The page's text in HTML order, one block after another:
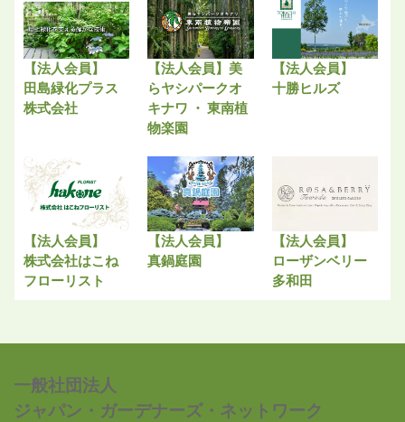
【法人会員】
田島緑化プラス
株式会社
【法人会員】美
らヤシパークオ
キナワ ・ 東南植
物楽園
【法人会員】
十勝ヒルズ
【法人会員】
株式会社はこね
フローリスト
【法人会員】
真鍋庭園
【法人会員】
ローザンベリー
多和田
一般社団法人
ジャパン・ガーデナーズ・ネットワーク